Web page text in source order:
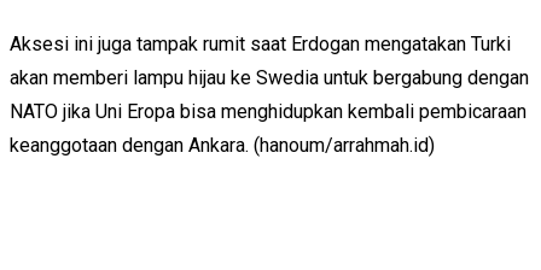
Aksesi ini juga tampak rumit saat Erdogan mengatakan Turki
akan memberi lampu hijau ke Swedia untuk bergabung dengan
NATO jika Uni Eropa bisa menghidupkan kembali pembicaraan
keanggotaan dengan Ankara. (hanoum/arrahmah.id)